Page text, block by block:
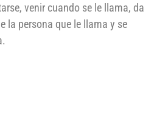
venir cuando se le llama, da
la persona que le llama y se